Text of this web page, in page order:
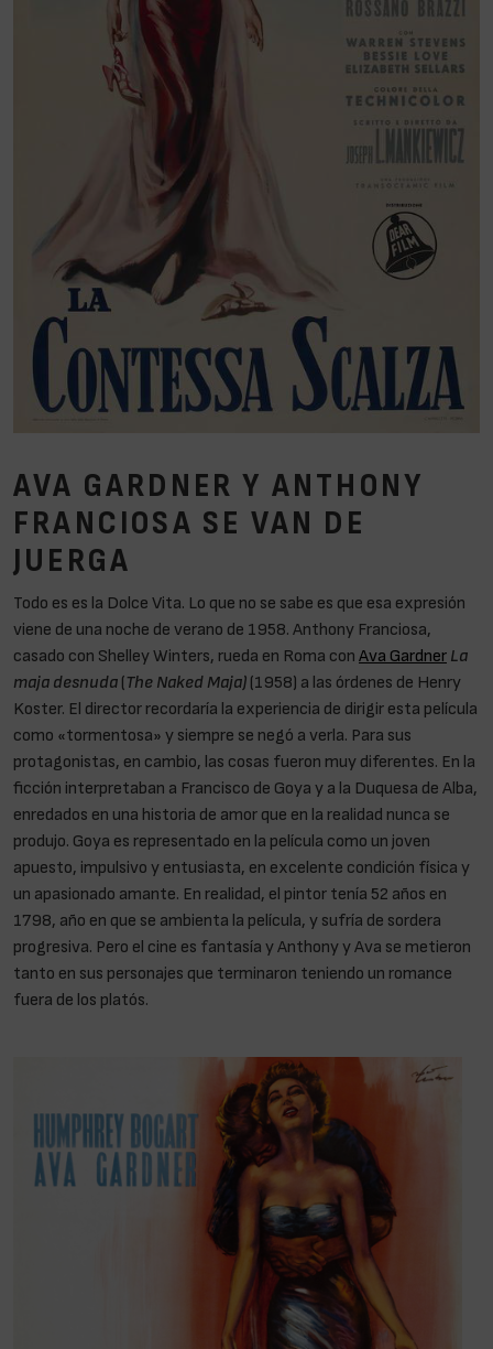
AVA GARDNER Y ANTHONY
FRANCIOSA SE VAN DE
JUERGA
Todo es es la Dolce Vita. Lo que no se sabe es que esa expresión
viene de una noche de verano de 1958. Anthony Franciosa,
casado con Shelley Winters, rueda en Roma con Ava Gardner La
maja desnuda (The Naked Maja) (1958) a las órdenes de Henry
Koster. El director recordaría la experiencia de dirigir esta película
como «tormentosa» y siempre se negó a verla. Para sus
protagonistas, en cambio, las cosas fueron muy diferentes. En la
ficción interpretaban a Francisco de Goya y a la Duquesa de Alba,
enredados en una historia de amor que en la realidad nunca se
produjo. Goya es representado en la película como un joven
apuesto, impulsivo y entusiasta, en excelente condición física y
un apasionado amante. En realidad, el pintor tenía 52 años en
1798, año en que se ambienta la película, y sufría de sordera
progresiva. Pero el cine es fantasía y Anthony y Ava se metieron
tanto en sus personajes que terminaron teniendo un romance
fuera de los platós.